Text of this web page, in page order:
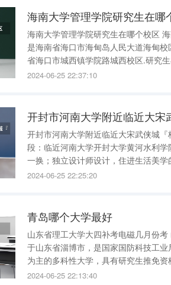
海南大学管理学院研究生在哪
海南大学管理学院研究生在哪个校区 海南大学管理
是海南省海口市海甸岛人民大道海甸
省海口市城西镇学院路城西校区.研究
澹州是现在的哪个城 儋州市是海南省
2024-06-25 22:37:10
开封市河南大学附近临近大宋武侠城『格、调
段：临近河南大学开封大学黄河水利
一换；独立设计师设计，住进生活美
情靠谱，24小时贴心服务；安全智能
2024-06-25 22:25:20
青岛哪个大学最好
山东省理工大学大四补考电磁几月份考 山东省理工大学大四补考电磁六月份考。 山东理工大学位
于山东省淄博市，是国家国防科技工
为主的多科性大学，具有研究生推免资
东理工大学学校由山东工程学院、淄
2024-06-25 22:13:40